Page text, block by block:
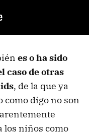
es o ha sido
caso de otras
, de la que ya
como digo no son
los niños como